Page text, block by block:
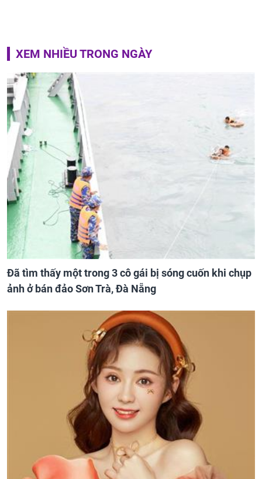
XEM NHIỀU TRONG NGÀY
Đã tìm thấy một trong 3 cô gái bị sóng cuốn khi chụp
ảnh ở bán đảo Sơn Trà, Đà Nẵng